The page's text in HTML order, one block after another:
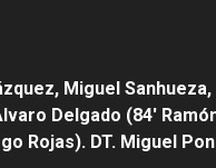
Miguel Sanhueza,
Delgado (84′
Rojas). DT. Miguel